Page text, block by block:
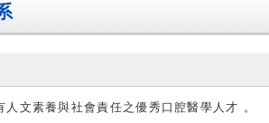
人文素養與社會責任之優秀口腔醫學人才 。